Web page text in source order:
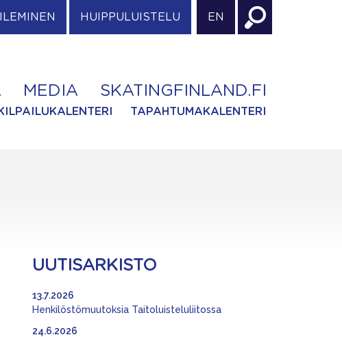
HUIPPULUISTELU EN
MEDIA SKATINGFINLAND.FI
KILPAILUKALENTERI TAPAHTUMAKALENTERI
UUTISARKISTO
Henkilöstömuutoksia Taitoluisteluliitossa
13.7.2026
24.6.2026